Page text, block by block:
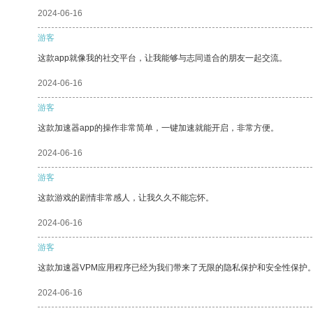
2024-06-16
游客
这款app就像我的社交平台，让我能够与志同道合的朋友一起交流。
2024-06-16
游客
这款加速器app的操作非常简单，一键加速就能开启，非常方便。
2024-06-16
游客
这款游戏的剧情非常感人，让我久久不能忘怀。
2024-06-16
游客
这款加速器VPM应用程序已经为我们带来了无限的隐私保护和安全性保护
2024-06-16